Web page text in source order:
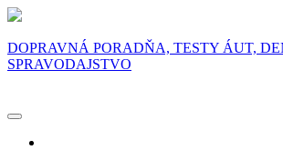
DOPRAVNÁ PORADŇA, TESTY ÁUT,
SPRAVODAJSTVO